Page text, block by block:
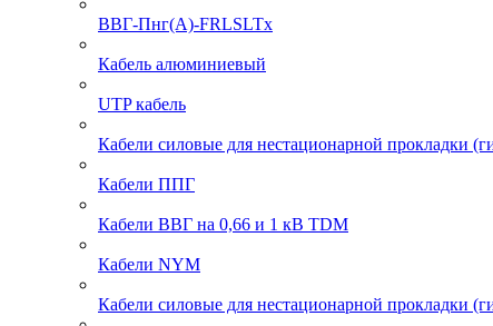
ВВГ-Пнг(А)-FRLSLTx
Кабель алюминиевый
UTP кабель
Кабели силовые для нестационарной прокладки
Кабели ППГ
Кабели ВВГ на 0,66 и 1 кВ TDM
Кабели NYM
Кабели силовые для нестационарной прокладки